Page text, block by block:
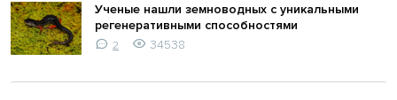
Ученые нашли земноводных с уникальными
регенеративными способностями
2 34538